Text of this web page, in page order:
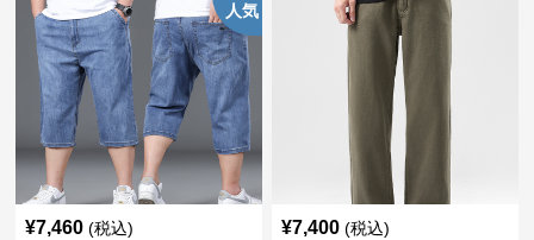
人気
¥7,460 (税込) ¥7,400 (税込)